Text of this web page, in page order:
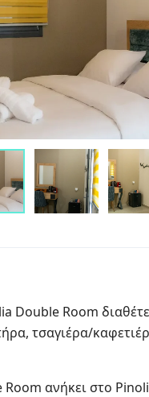
Double Room
τσαγιέρα/
ανήκει στο